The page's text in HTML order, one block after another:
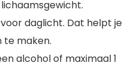
daglicht. Dat helpt je
te maken.
alcohol of maximaal 1